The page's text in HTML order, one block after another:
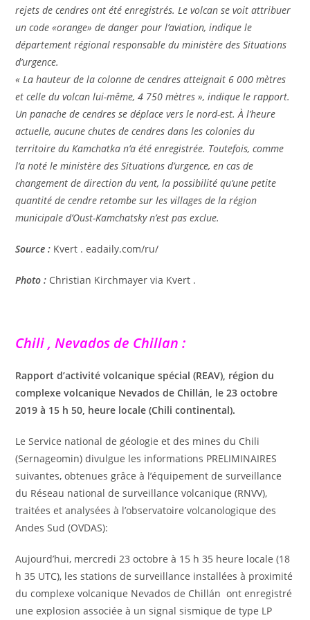
rejets de cendres ont été enregistrés. Le volcan se voit attribuer
un code «orange» de danger pour l’aviation, indique le
département régional responsable du ministère des Situations
d’urgence.
« La hauteur de la colonne de cendres atteignait 6 000 mètres
et celle du volcan lui-même, 4 750 mètres », indique le rapport.
Un panache de cendres se déplace vers le nord-est. À l’heure
actuelle, aucune chutes de cendres dans les colonies du
territoire du Kamchatka n’a été enregistrée. Toutefois, comme
l’a noté le ministère des Situations d’urgence, en cas de
changement de direction du vent, la possibilité qu’une petite
quantité de cendre retombe sur les villages de la région
municipale d’Oust-Kamchatsky n’est pas exclue.
Source : Kvert . eadaily.com/ru/
Photo : Christian Kirchmayer via Kvert .
Chili , Nevados de Chillan :
Rapport d’activité volcanique spécial (REAV), région du
complexe volcanique Nevados de Chillán, le 23 octobre
2019 à 15 h 50, heure locale (Chili continental).
Le Service national de géologie et des mines du Chili
(Sernageomin) divulgue les informations PRELIMINAIRES
suivantes, obtenues grâce à l’équipement de surveillance
du Réseau national de surveillance volcanique (RNVV),
traitées et analysées à l’observatoire volcanologique des
Andes Sud (OVDAS):
Aujourd’hui, mercredi 23 octobre à 15 h 35 heure locale (18
h 35 UTC), les stations de surveillance installées à proximité
du complexe volcanique Nevados de Chillán ont enregistré
une explosion associée à un signal sismique de type LP